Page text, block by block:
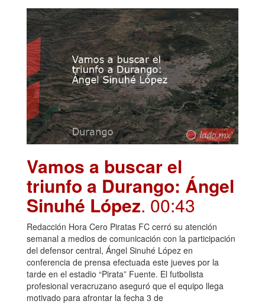
Vamos a buscar el
triunfo a Durango: Ángel
Sinuhé López. 00:43
Redacción Hora Cero Piratas FC cerró su atención
semanal a medios de comunicación con la participación
del defensor central, Ángel Sinuhé López en
conferencia de prensa efectuada este jueves por la
tarde en el estadio “Pirata” Fuente. El futbolista
profesional veracruzano aseguró que el equipo llega
motivado para afrontar la fecha 3 de